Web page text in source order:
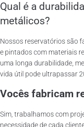
Qual é a
metálicos?
Nossos reservatórios são
e pintados com materiais
uma longa durabilidade,
vida útil pode ultrapassar
Vocês fabricam
Sim, trabalhamos com
necessidade de cada